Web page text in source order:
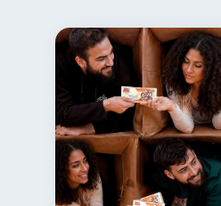
Fraudes 1
ahorro 1
Finanzas personales 44
Manejo de deudas 31
Educación financiera
Finanzas para jóvenes